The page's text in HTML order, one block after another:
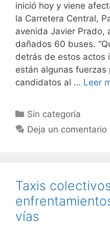
inició hoy y viene
la Carretera Central,
avenida Javier Prado,
dañados 60 buses.
detrás de estos actos
están algunas fuerzas
candidatos al … Leer
Sin categoría
Deja un comentario
Taxis
vías